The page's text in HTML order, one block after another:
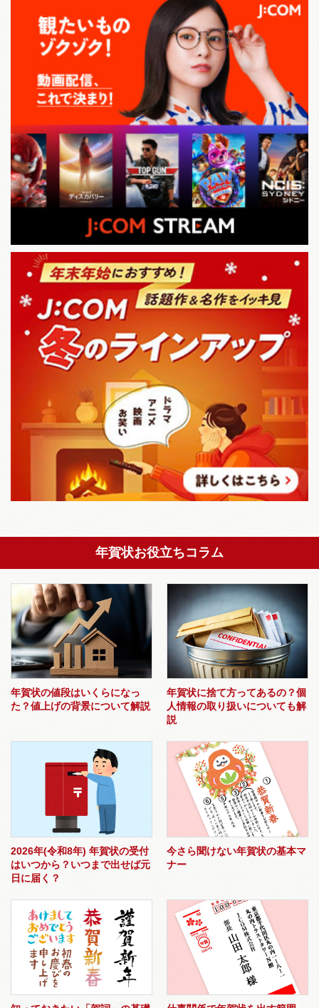
年賀状お役立ちコラム
年賀状の値段はいくらになっ
た？値上げの背景について解説
年賀状に捨て方ってあるの？個
人情報の取り扱いについても解
説
2026年(令和8年) 年賀状の受付
はいつから？いつまで出せば元
日に届く？
今さら聞けない年賀状の基本マ
ナー